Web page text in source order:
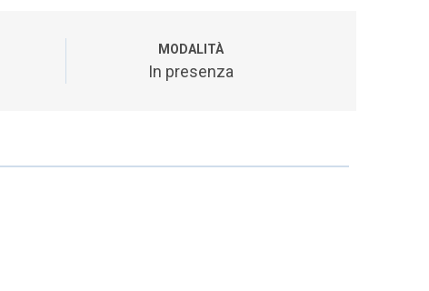
MODALITÀ
In presenza